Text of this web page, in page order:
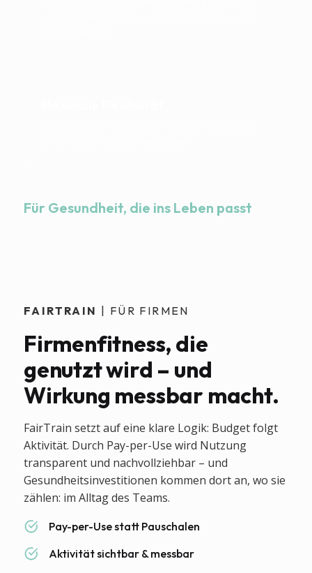
Für Gesundheit, die ins Leben passt
FAIRTRAIN | FÜR FIRMEN
Firmenfitness, die
genutzt wird – und
Wirkung messbar macht.
FairTrain setzt auf eine klare Logik: Budget folgt
Aktivität. Durch Pay-per-Use wird Nutzung
transparent und nachvollziehbar – und
Gesundheitsinvestitionen kommen dort an, wo sie
zählen: im Alltag des Teams.
Pay-per-Use statt Pauschalen
Aktivität sichtbar & messbar